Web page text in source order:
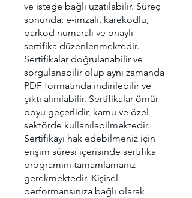
ve isteğe bağlı uzatılabilir. Süreç
sonunda; e-imzalı, karekodlu,
barkod numaralı ve onaylı
sertifika düzenlenmektedir.
Sertifikalar doğrulanabilir ve
sorgulanabilir olup aynı zamanda
PDF formatında indirilebilir ve
çıktı alınılabilir. Sertifikalar ömür
boyu geçerlidir, kamu ve özel
sektörde kullanılabilmektedir.
Sertifikayı hak edebilmeniz için
erişim süresi içerisinde sertifika
programını tamamlamanız
gerekmektedir. Kişisel
performansınıza bağlı olarak